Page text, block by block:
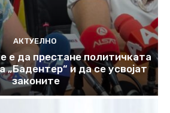
АКТУЕЛНО
е да престане политичката
„Бадентер“ и да се усвојат
законите